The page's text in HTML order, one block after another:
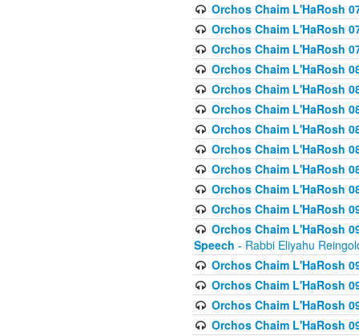
Orchos Chaim L'HaRosh
Orchos Chaim L'HaRosh
Orchos Chaim L'HaRosh
Orchos Chaim L'HaRosh
Orchos Chaim L'HaRosh
Orchos Chaim L'HaRosh
Orchos Chaim L'HaRosh
Orchos Chaim L'HaRosh
Orchos Chaim L'HaRosh
Orchos Chaim L'HaRosh
Orchos Chaim L'HaRosh
Orchos Chaim L'HaRosh
Speech - Rabbi Eliyahu
Orchos Chaim L'HaRosh
Orchos Chaim L'HaRosh
Orchos Chaim L'HaRosh
Orchos Chaim L'HaRosh